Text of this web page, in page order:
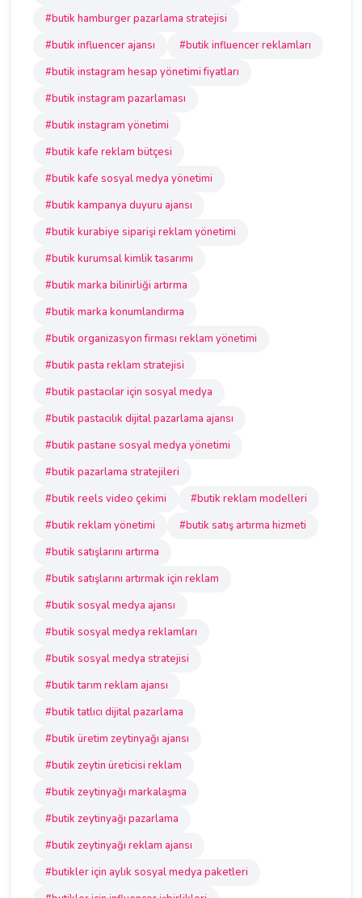
#butik hamburger pazarlama stratejisi
#butik influencer ajansı
#butik influencer reklamları
#butik instagram hesap yönetimi fiyatları
#butik instagram pazarlaması
#butik instagram yönetimi
#butik kafe reklam bütçesi
#butik kafe sosyal medya yönetimi
#butik kampanya duyuru ajansı
#butik kurabiye siparişi reklam yönetimi
#butik kurumsal kimlik tasarımı
#butik marka bilinirliği artırma
#butik marka konumlandırma
#butik organizasyon firması reklam yönetimi
#butik pasta reklam stratejisi
#butik pastacılar için sosyal medya
#butik pastacılık dijital pazarlama ajansı
#butik pastane sosyal medya yönetimi
#butik pazarlama stratejileri
#butik reels video çekimi
#butik reklam modelleri
#butik reklam yönetimi
#butik satış artırma hizmeti
#butik satışlarını artırma
#butik satışlarını artırmak için reklam
#butik sosyal medya ajansı
#butik sosyal medya reklamları
#butik sosyal medya stratejisi
#butik tarım reklam ajansı
#butik tatlıcı dijital pazarlama
#butik üretim zeytinyağı ajansı
#butik zeytin üreticisi reklam
#butik zeytinyağı markalaşma
#butik zeytinyağı pazarlama
#butik zeytinyağı reklam ajansı
#butikler için aylık sosyal medya paketleri